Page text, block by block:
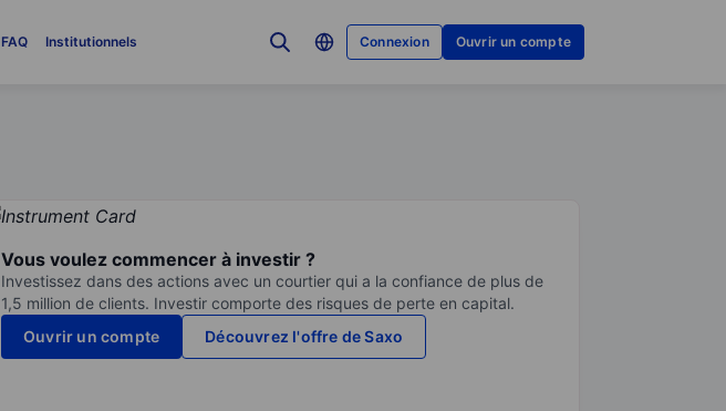
FAQ Institutionnels Connexion Ouvrir un compte
Vous voulez commencer à investir ?
Investissez dans des actions avec un courtier qui a la confiance de plus de
1,5 million de clients. Investir comporte des risques de perte en capital.
Ouvrir un compte
Découvrez l'offre de Saxo